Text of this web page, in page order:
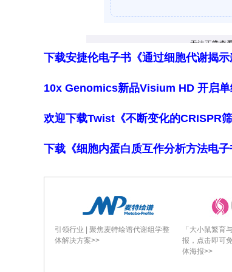
2C（MEF2C）协同，调节特
组蛋白去乙酰化酶（HDACs
•
控制肌纤维类型转换
： 衰老
类型决定基因（如MYH4,
型转换，并伴随线粒体功能障
•
调节线粒体功能
： 线粒体功
Six4相互作用诱导
DEPTOR表
成。BAF60c表达被抑制会导
复合物相关亚基诱导染色质构
下载安捷伦电子书《通过细胞代谢揭
10x Genomics新品Visium HD 开启单
欢迎下载Twist《不断变化的CRISPR
下载《细胞内蛋白质互作分析方法电子
引领行业 | 聚焦麦特绘谱代谢组学整
体解决方案>>
「大小鼠繁育
报，点击即可
体海报>>